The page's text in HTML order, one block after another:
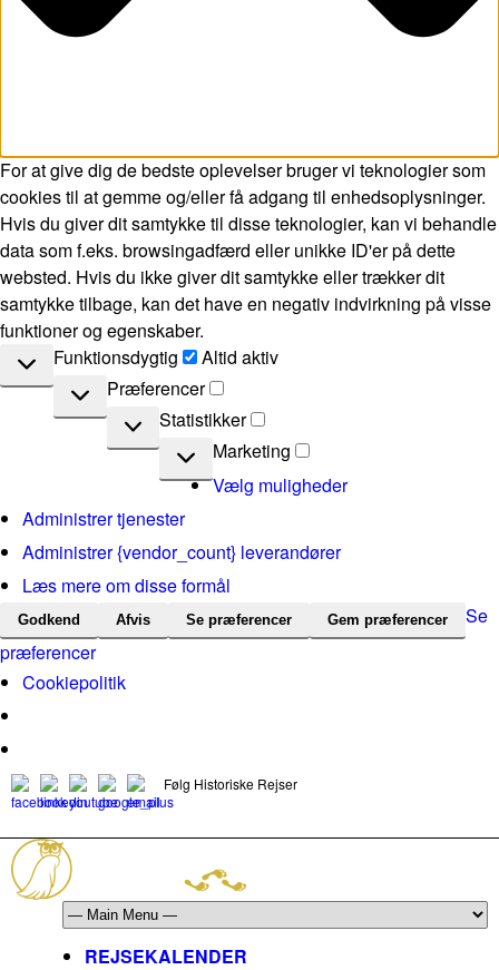
For at give dig de bedste oplevelser bruger vi teknologier som
cookies til at gemme og/eller få adgang til enhedsoplysninger.
Hvis du giver dit samtykke til disse teknologier, kan vi behandle
data som f.eks. browsingadfærd eller unikke ID'er på dette
websted. Hvis du ikke giver dit samtykke eller trækker dit
samtykke tilbage, kan det have en negativ indvirkning på visse
funktioner og egenskaber.
Funktionsdygtig
Funktionsdygtig
Altid aktiv
Præferencer
Præferencer
Statistikker
Statistikker
Marketing
Marketing
Vælg muligheder
Administrer tjenester
Administrer {vendor_count} leverandører
Læs mere om disse formål
Godkend Afvis Se præferencer Gem præferencer
Se
præferencer
Cookiepolitik
Følg Historiske Rejser
REJSEKALENDER